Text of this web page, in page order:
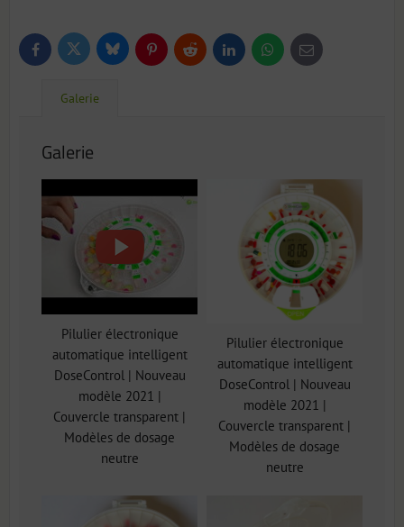
FacebookTwitter BlueskyPinterestReddit LinkedInWhatsApp
E-
mail
Galerie
Galerie
Pilulier électronique
automatique intelligent
DoseControl | Nouveau
modèle 2021 |
Couvercle transparent |
Modèles de dosage
neutre
Pilulier électronique
automatique intelligent
DoseControl | Nouveau
modèle 2021 |
Couvercle transparent |
Modèles de dosage
neutre